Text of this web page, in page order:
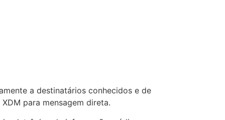
a destinatários conhecidos e de
para mensagem direta.